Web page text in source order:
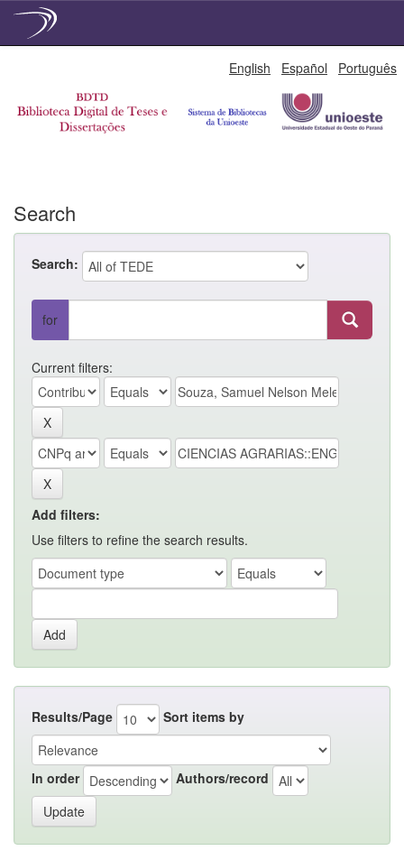
English Español Português
Search
Search:
for
Current filters:
Add filters:
Use filters to refine the search results.
Results/Page Sort items by
In order Authors/record